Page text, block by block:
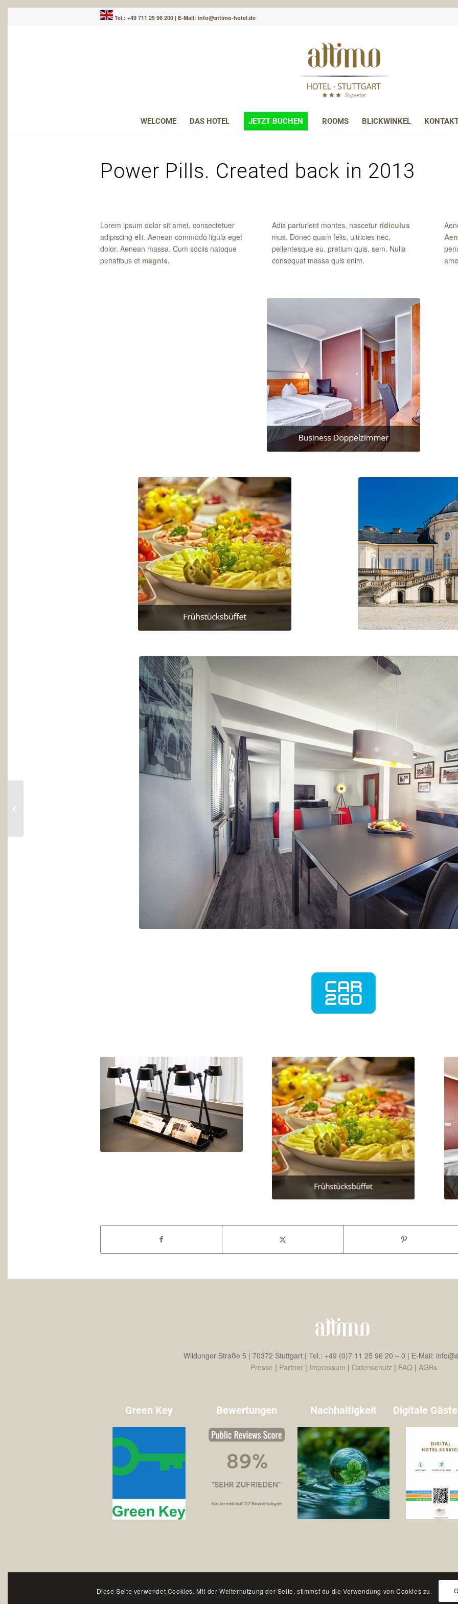
Tel.: +49 711 25 96 200 |E-Mail: info@attimo-hotel.de
WELCOME DAS HOTEL JETZT BUCHEN ROOMS BLICKWINKEL
Power Pills. Created back in 2013
Lorem ipsum dolor sit amet, consectetuer
adipiscing elit. Aenean commodo ligula eget
dolor. Aenean massa. Cum sociis natoque
penatibus et magnis.
Adis parturient montes, nascetur ridiculus
mus. Donec quam felis, ultricies nec,
pellentesque eu, pretium quis, sem. Nulla
consequat massa quis enim.
Wildunger Straße 5 | 70372 Stuttgart | Tel.: +49 (0)7 11 25 96 20 – 0 | E-Mail:
Presse | Partner| Impressum | Datenschutz | FAQ| AGBs
Green Key Bewertungen Nachhaltigkeit Digitale
© Copyright 2024 - ATTIMO HOTEL | Designed byKB Creative
Diese Seite verwendet Cookies. Mit der Weiternutzung der Seite, stimmst du die Verwendung von Cookies zu.